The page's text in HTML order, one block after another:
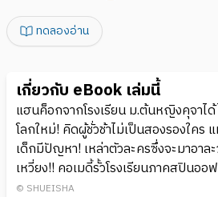
ทดลองอ่าน
เกี่ยวกับ eBook เล่มนี้
แฮนค็อกจากโรงเรียน ม.ต้นหญิงคุจาไ
โลกใหม่! คิดผู้ชั่วช้าไม่เป็นสองรองใคร
เด็กมีปัญหา! เหล่าตัวละครซึ่งจะมาอาล
เหวี่ยง!! คอเมดี้รั้วโรงเรียนภาคสปินอ
© SHUEISHA